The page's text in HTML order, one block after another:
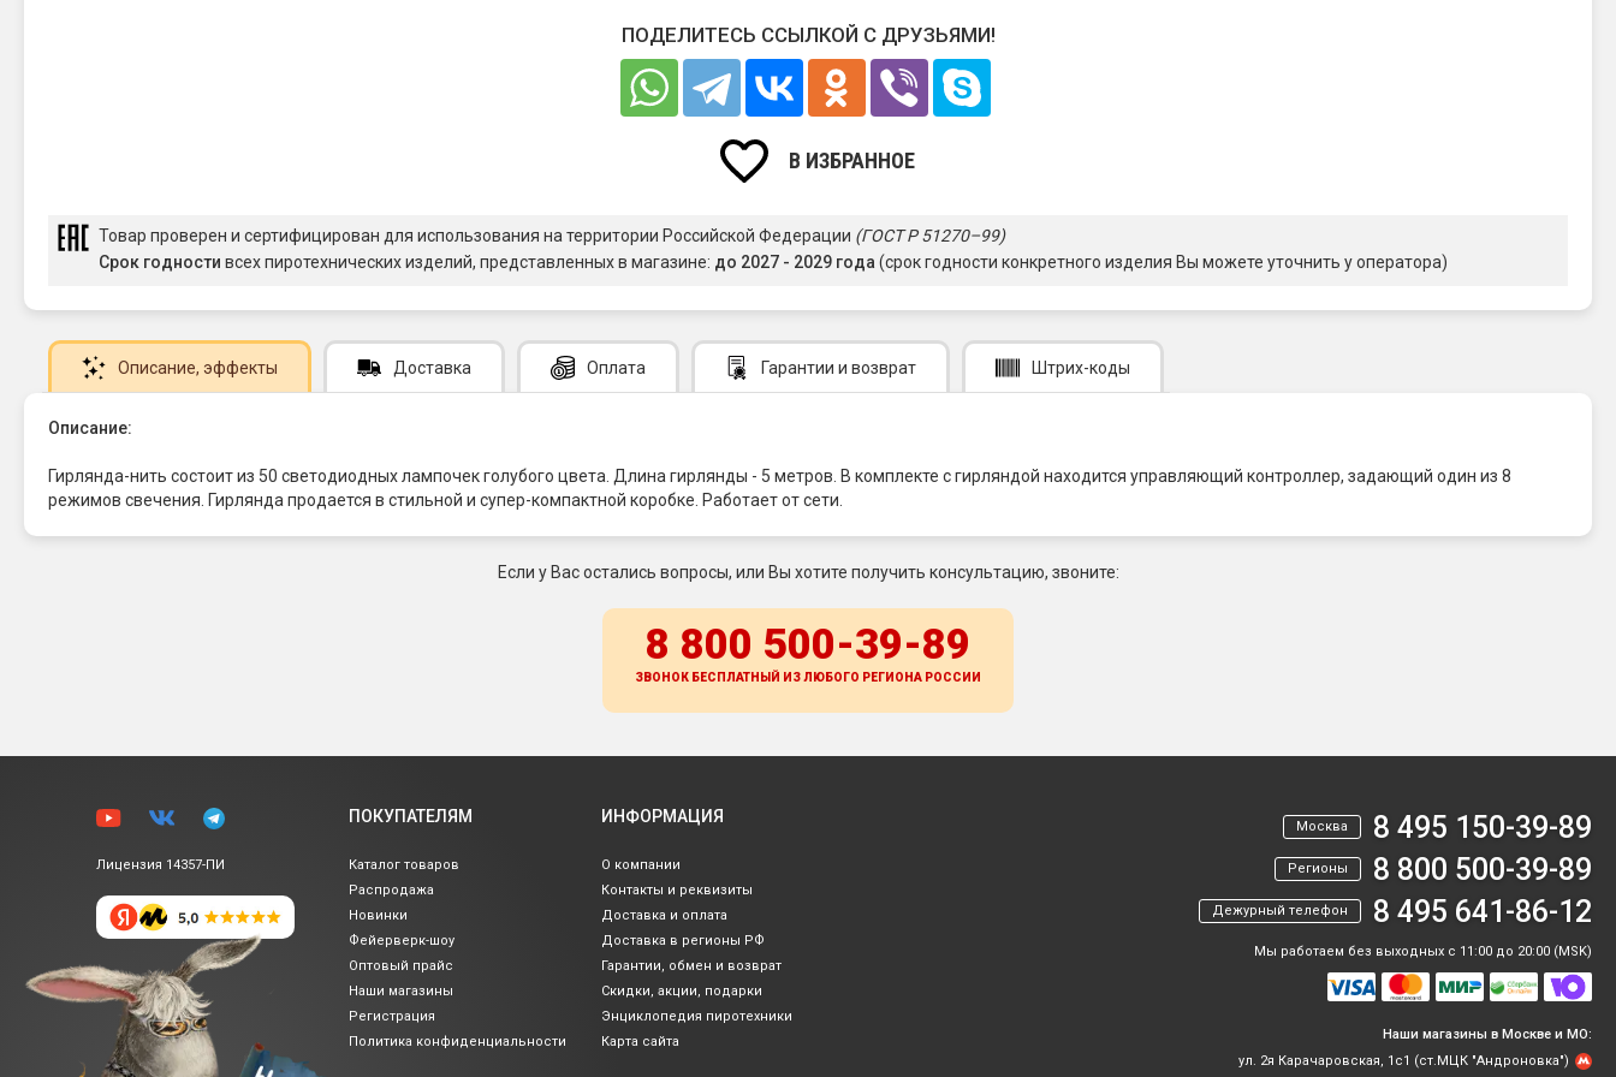
ПОДЕЛИТЕСЬ ССЫЛКОЙ С ДРУЗЬЯМИ!
В ИЗБРАННОЕ
Товар проверен и сертифицирован для использования на территории Российской Федерации (ГОСТ Р 51270–99)
Срок годности всех пиротехнических изделий, представленных в магазине: до 2027 - 2029 года(срок годности конкретного изделия Вы можете уточнить у оператора)
Описание, эффекты Доставка Оплата Гарантии и возврат Штрих-коды
Описание:
Гирлянда-нить состоит из 50 светодиодных лампочек голубого цвета. Длина гирлянды - 5 метров. В комплекте с гирляндой находится управляющий контроллер, задающий один из 8
режимов свечения. Гирлянда продается в стильной и супер-компактной коробке. Работает от сети.
Если у Вас остались вопросы, или Вы хотите получить консультацию, звоните:
8 800 500-39-89
ЗВОНОК БЕСПЛАТНЫЙ ИЗ ЛЮБОГО РЕГИОНА РОССИИ
Лицензия 14357-ПИ
ПОКУПАТЕЛЯМ
Каталог товаров
Распродажа
Новинки
Фейерверк-шоу
Оптовый прайс
Наши магазины
Регистрация
Политика конфиденциальности
ИНФОРМАЦИЯ
О компании
Контакты и реквизиты
Доставка и оплата
Доставка в регионы РФ
Гарантии, обмен и возврат
Скидки, акции, подарки
Энциклопедия пиротехники
Карта сайта
Москва 8 495 150-39-89
Регионы 8 800 500-39-89
Дежурный телефон 8 495 641-86-12
Мы работаем без выходных с 11:00 до 20:00 (MSK)
Наши магазины в Москве и МО:
ул. 2я Карачаровская, 1с1 (ст.МЦК "Андроновка")